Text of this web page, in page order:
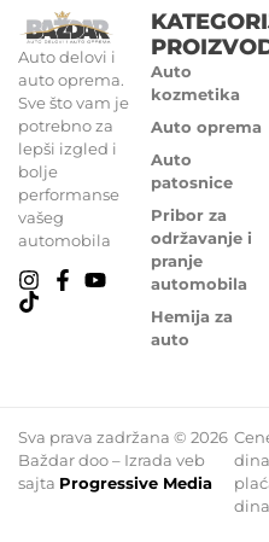
Auto delovi i
auto oprema.
Sve što vam je
potrebno za
lepši izgled i
bolje
performanse
vašeg
automobila
Auto
kozmetika
Auto oprema
Auto
patosnice
Pribor za
održavanje i
pranje
automobila
Hemija za
auto
Sva prava zadržana © 2026
Baždar doo – Izrada veb
sajta Progressive Media